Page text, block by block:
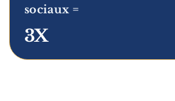
sociaux =
3
3X